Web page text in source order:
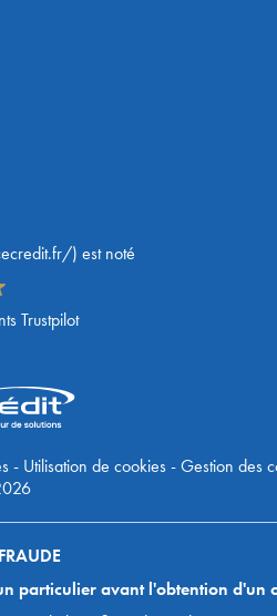
) est noté
Trustpilot
- Utilisation de cookies-Gestion des
particulier avant l'obtention d'un